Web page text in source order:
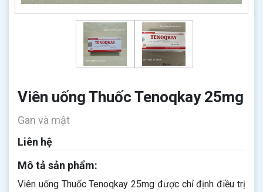
Viên uống Thuốc Tenoqkay 25mg
Gan và mật
Liên hệ
Mô tả sản phẩm:
Viên uống Thuốc Tenoqkay 25mg được chỉ định điều trị